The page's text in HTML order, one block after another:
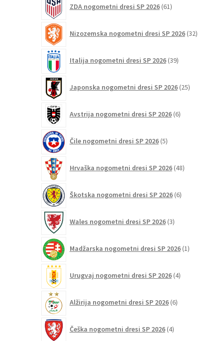
ZDA nogometni dresi SP 2026 61izdelkov
Nizozemska nogometni dresi SP 2026 32izdelkov
Italija nogometni dresi SP 2026 39izdelkov
Japonska nogometni dresi SP 2026 25izdelkov
Avstrija nogometni dresi SP 2026 6izdelkov
Čile nogometni dresi SP 2026 5izdelkov
Hrvaška nogometni dresi SP 2026 48izdelkov
Škotska nogometni dresi SP 2026 6izdelkov
Wales nogometni dresi SP 2026 3izdelki
Madžarska nogometni dresi SP 2026 1izdelek
Urugvaj nogometni dresi SP 2026 4izdelki
Alžirija nogometni dresi SP 2026 6izdelkov
Češka nogometni dresi SP 2026 4izdelki